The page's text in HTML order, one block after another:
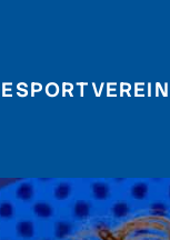
ESPORTVEREIN